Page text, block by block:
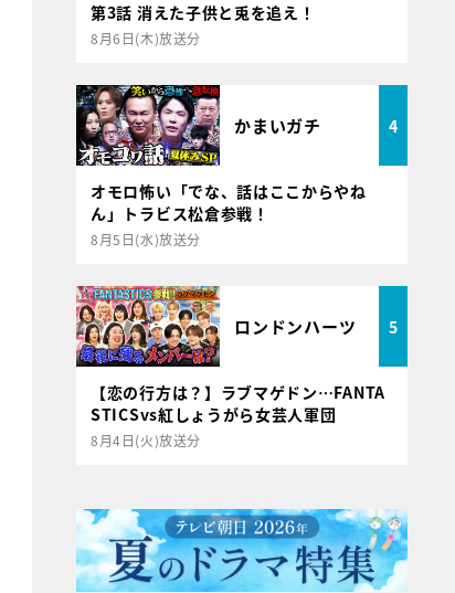
第3話 消えた子供と兎を追え！
8月6日(木)放送分
かまいガチ 4
オモロ怖い「でな、話はここからやね
ん」トラビス松倉参戦！
8月5日(水)放送分
ロンドンハーツ 5
【恋の行方は？】ラブマゲドン…FANTA
STICSvs紅しょうがら女芸人軍団
8月4日(火)放送分